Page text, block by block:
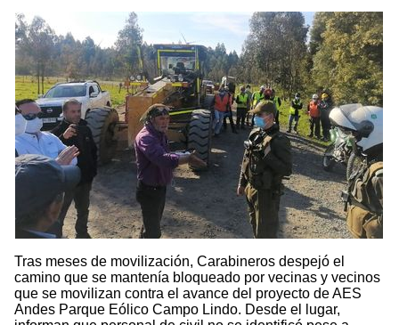
Tras meses de movilización, Carabineros despejó el
camino que se mantenía bloqueado por vecinas y vecinos
que se movilizan contra el avance del proyecto de AES
Andes Parque Eólico Campo Lindo. Desde el lugar,